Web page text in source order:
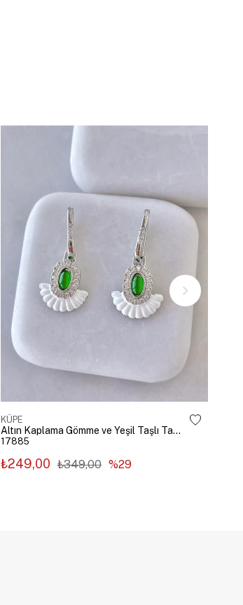
KÜPE
Altın Kaplama Gömme ve Yeşil Taşlı Tasarım Küpe Gümüş
17885
₺249,00 ₺349,00 %29